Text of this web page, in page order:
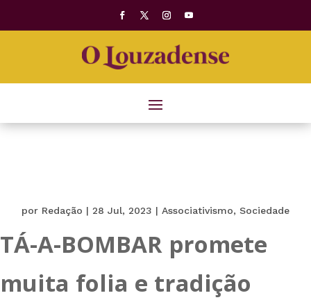
por Redação | 28 Jul, 2023 | Associativismo, Sociedade
TÁ-A-BOMBAR promete
muita folia e tradição